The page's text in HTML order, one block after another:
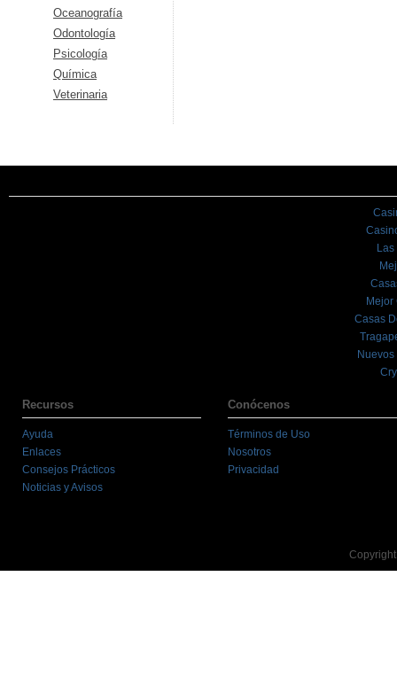
Oceanografía
Odontología
Psicología
Química
Veterinaria
Mejor
Casas
Recursos
Ayuda
Enlaces
Consejos Prácticos
Noticias y Avisos
Conócenos
Términos de Uso
Nosotros
Privacidad